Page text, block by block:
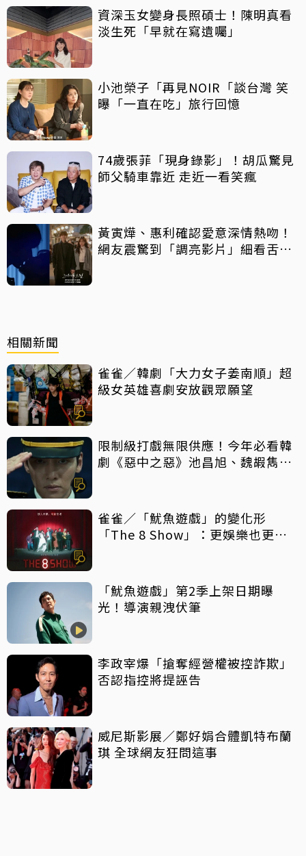
資深玉女變身長照碩士！陳明真看
淡生死「早就在寫遺囑」
小池榮子「再見NOIR「談台灣 笑
曝「一直在吃」旅行回憶
74歲張菲「現身錄影」！胡瓜驚見
師父騎車靠近 走近一看笑瘋
黃寅燁、惠利確認愛意深情熱吻！
網友震驚到「調亮影片」細看舌吻
相關新聞
雀雀／韓劇「大力女子姜南順」超
級女英雄喜劇安放觀眾願望
限制級打戲無限供應！今年必看韓
劇《惡中之惡》池昌旭、魏嘏雋打
雀雀／「魷魚遊戲」的變化形
「The 8 Show」：更娛樂也更殘
「魷魚遊戲」第2季上架日期曝
光！導演親洩伏筆
李政宰爆「搶奪經營權被控詐欺」
否認指控將提誣告
威尼斯影展／鄭好娟合體凱特布蘭
琪 全球網友狂問這事